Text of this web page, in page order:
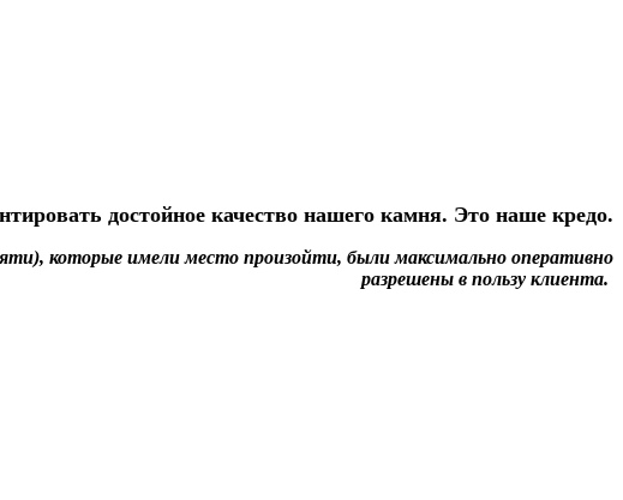
достойное качество нашего камня. Это наше кредо.
которые имели место произойти, были максимально оперативно
разрешены в пользу клиента.